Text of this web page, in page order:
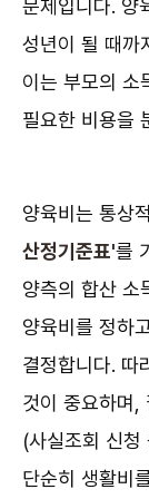
문제입니다. 양
성년이 될 때까
이는 부모의 소
필요한 비용을
양육비는 통상
산정기준표'를
양측의 합산 소
양육비를 정하
결정합니다. 따
것이 중요하며,
(사실조회 신
단순히 생활비